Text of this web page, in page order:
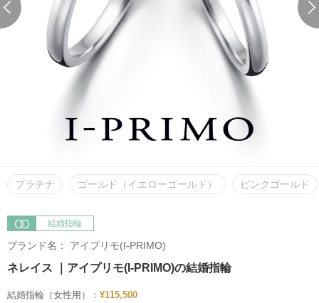
プラチナ ゴールド（イエローゴールド） ピンクゴールド
結婚指輪
ブランド名： アイプリモ(I-PRIMO)
ネレイス ｜アイプリモ(I-PRIMO)の結婚指輪
結婚指輪（女性用）： ¥115,500